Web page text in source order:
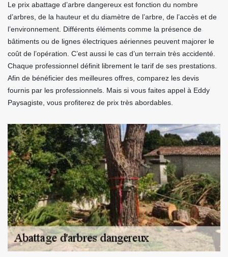
Le prix abattage d’arbre dangereux est fonction du nombre
d’arbres, de la hauteur et du diamètre de l’arbre, de l’accès et de
l’environnement. Différents éléments comme la présence de
bâtiments ou de lignes électriques aériennes peuvent majorer le
coût de l’opération. C’est aussi le cas d’un terrain très accidenté.
Chaque professionnel définit librement le tarif de ses prestations.
Afin de bénéficier des meilleures offres, comparez les devis
fournis par les professionnels. Mais si vous faites appel à Eddy
Paysagiste, vous profiterez de prix très abordables.